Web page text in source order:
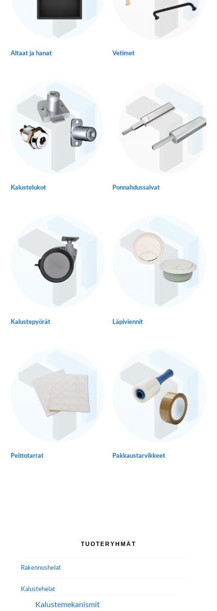
Altaat ja hanat Vetimet
Kalustelukot Ponnahdussalvat
Kalustepyörät Läpiviennit
Peittotarrat Pakkaustarvikkeet
TUOTERYHMÄT
Rakennushelat
Kalustehelat
Kalustemekanismit